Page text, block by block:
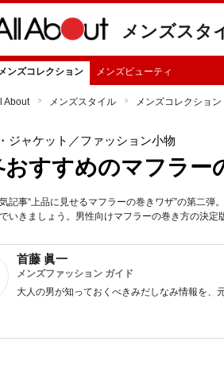
メンズスタ
ンズコレクション メンズビューティ
About メンズスタイル メンズコレクション
ジャケット ／ファッション小物
おすすめのマフラー
記事“上品に見せるマフラーの巻きワザ”の第二
いきましょう。男性向けマフラーの巻き方の決定
首藤 眞一
メンズファッション ガイド
大人の男が知っておくべきみだしなみ情報を、